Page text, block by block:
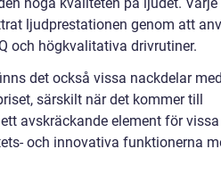
höga kvaliteten på ljudet. Varje
ljudprestationen genom att
och högkvalitativa drivrutiner.
det också vissa nackdelar
särskilt när det kommer till
avskräckande element för vissa
och innovativa funktionerna